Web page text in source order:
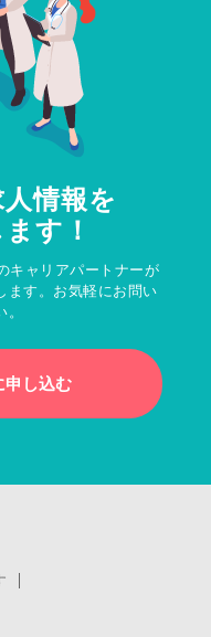
情報を
す！
キャリアパートナーが
ます。お気軽にお問い
申し込む